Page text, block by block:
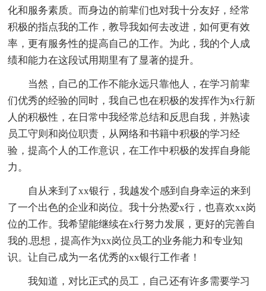
化和服务素质。而身边的前辈们也对我十分友好，经常
积极的指点我的工作，教导我如何去改进，如何更有效
率，更有服务性的提高自己的工作。为此，我的个人成
绩和能力在这段试用期里有了显著的提升。
当然，自己的工作不能永远只靠他人，在学习前辈
们优秀的经验的同时，我自己也在积极的发挥作为x行新
人的积极性，在日常中我经常总结和反思自我，并熟读
员工守则和岗位职责，从网络和书籍中积极的学习经
验，提高个人的工作意识，在工作中积极的发挥自身能
力。
自从来到了xx银行，我越发个感到自身幸运的来到
了一个出色的企业和岗位。我十分热爱x行，也喜欢xx岗
位的工作。我希望能继续在x行努力发展，更好的完善自
我的.思想，提高作为xx岗位员工的业务能力和专业知
识。让自己成为一名优秀的xx银行工作者！
我知道，对比正式的员工，自己还有许多需要学习